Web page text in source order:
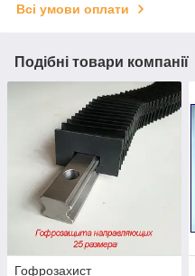
Всі умови оплати
Подібні товари компанії
Гофрозахист